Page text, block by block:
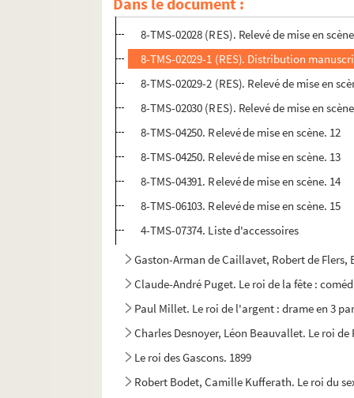
8-TMS-02027 (RES). Relevé de mise en
8-TMS-02028 (RES). Relevé de mise en
8-TMS-02029-1 (RES). Distribution
8-TMS-02029-2 (RES). Relevé de mise en
8-TMS-02030 (RES). Relevé de mise en
8-TMS-04250. Relevé de mise en scène. 12
8-TMS-04250. Relevé de mise en scène. 13
8-TMS-04391. Relevé de mise en scène. 14
8-TMS-06103. Relevé de mise en scène. 15
4-TMS-07374. Liste d'accessoires
Gaston-Arman de Caillavet, Robert de Flers,
Claude-André Puget. Le roi de la fête :
Paul Millet. Le roi de l'argent : drame en 3
Charles Desnoyer, Léon Beauvallet. Le roi
Le roi des Gascons. 1899
Robert Bodet, Camille Kufferath. Le roi du